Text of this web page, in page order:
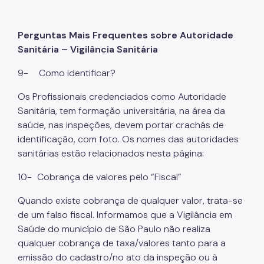
Perguntas Mais Frequentes sobre Autoridade
Sanitária – Vigilância Sanitária
9-
Como identificar?
Os Profissionais credenciados como Autoridade
Sanitária, tem formação universitária, na área da
saúde, nas inspeções, devem portar crachás de
identificação, com foto. Os nomes das autoridades
sanitárias estão relacionados nesta página:
10- Cobrança de valores pelo “Fiscal”
Quando existe cobrança de qualquer valor, trata-se
de um falso fiscal. Informamos que a Vigilância em
Saúde do município de São Paulo não realiza
qualquer cobrança de taxa/valores tanto para a
emissão do cadastro/no ato da inspeção ou à